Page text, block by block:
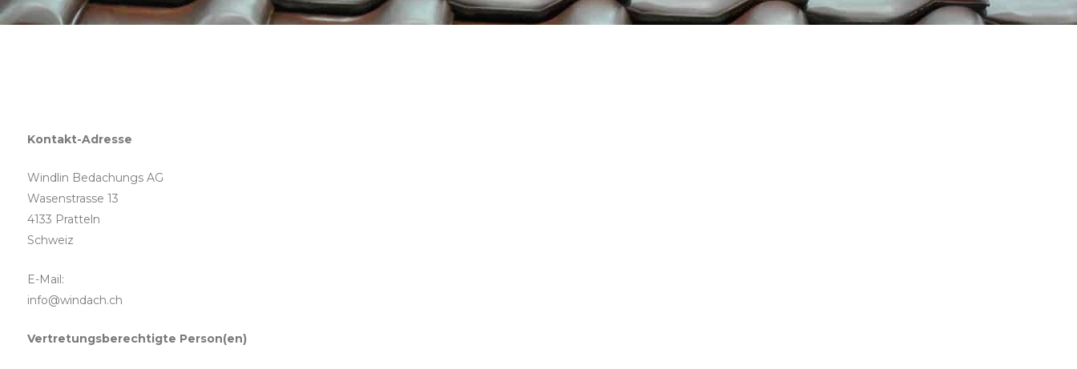
Kontakt-Adresse
Windlin Bedachungs AG
Wasenstrasse 13
4133 Pratteln
Schweiz
E-Mail:
hc.hcadniw
@ofni
Vertretungsberechtigte Person(en)